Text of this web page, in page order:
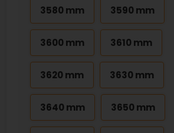
3580 mm 3590 mm
3600 mm 3610 mm
3620 mm 3630 mm
3640 mm 3650 mm